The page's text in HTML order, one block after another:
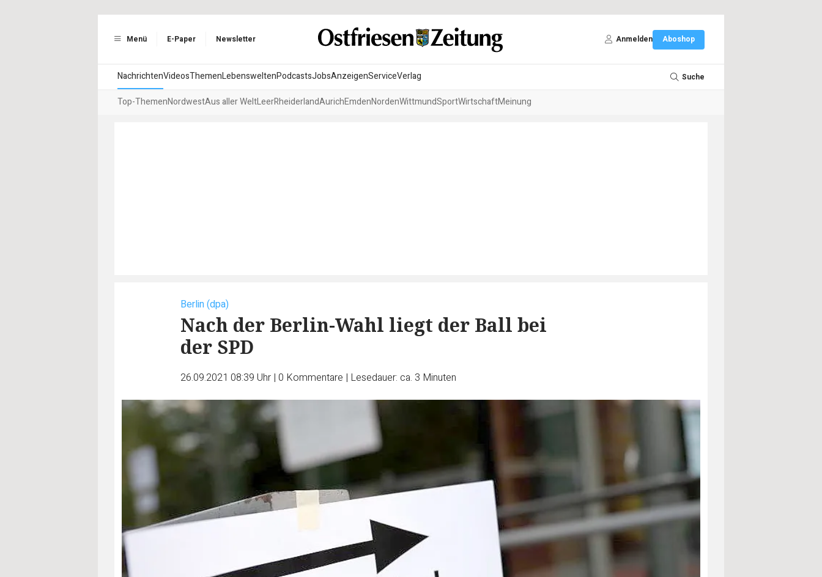
Menü E-Paper Newsletter Anmelden Aboshop
NachrichtenVideosThemenLebensweltenPodcastsJobsAnzeigenServiceVerlag Suche
Top-ThemenNordwestAus aller WeltLeerRheiderlandAurichEmdenNordenWittmundSportWirtschaftMeinung
Berlin (dpa)
Nach der Berlin-Wahl liegt der Ball bei
der SPD
26.09.2021 08:39 Uhr | 0 Kommentare | Lesedauer: ca. 3 Minuten